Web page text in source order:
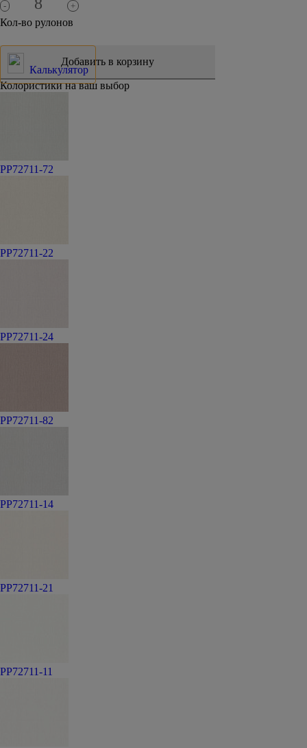
- +
Кол-во рулонов
Калькулятор
Колористики на ваш выбор
PP72711-72
PP72711-22
PP72711-24
PP72711-82
PP72711-14
PP72711-21
PP72711-11